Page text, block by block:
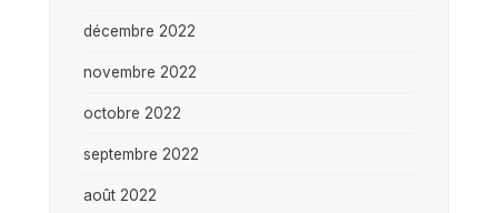
décembre 2022
novembre 2022
octobre 2022
septembre 2022
août 2022